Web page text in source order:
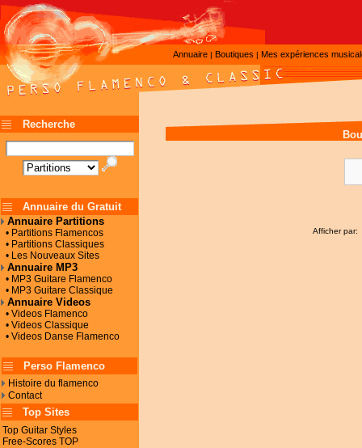
Annuaire | Boutiques | Mes expériences
Recherche
Annuaire du Gratuit
Annuaire Partitions
• Partitions Flamencos
• Partitions Classiques
• Les Nouveaux Sites
Annuaire MP3
• MP3 Guitare Flamenco
• MP3 Guitare Classique
Annuaire Videos
• Videos Flamenco
• Videos Classique
• Videos Danse Flamenco
Perso Flamenco
Histoire du flamenco
Contact
Top Sites
Top Guitar Styles
Free-Scores TOP
Afficher par: